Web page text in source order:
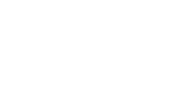
jeweiligen Berufs- und Studienfeld
BOGY-Praktikum ist somit ein
Beruflichen Orientierung am
Ihnen helfen, Erfahrungen in der
und frühzeitig das zu Ihnen
den zu Ihnen passenden